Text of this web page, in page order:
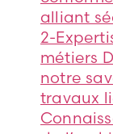
alliant
2-
métiers
notre
travaux